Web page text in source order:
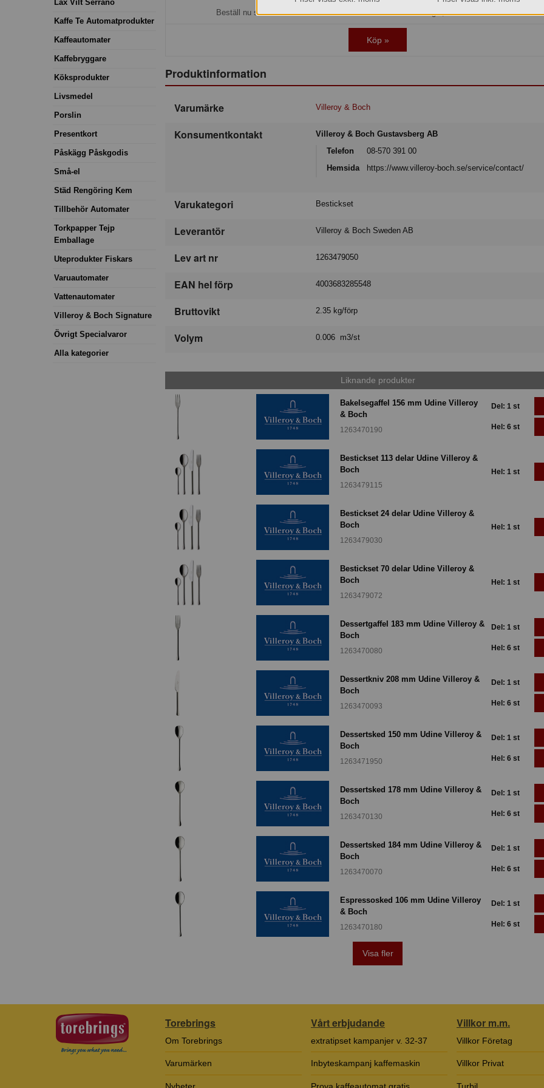
Lax Vilt Serrano
Kaffe Te Automatprodukter
Kaffeautomater
Kaffebryggare
Köksprodukter
Livsmedel
Porslin
Presentkort
Påskägg Påskgodis
Små-el
Städ Rengöring Kem
Tillbehör Automater
Torkpapper Tejp
Emballage
Uteprodukter Fiskars
Varuautomater
Vattenautomater
Villeroy & Boch Signature
Övrigt Specialvaror
Alla kategorier
Beställ nu så beräknar vi kunna leverera inom 10-15 arbetsdagar, eller senare om du önskar.
Köp »
Produktinformation
Varumärke Villeroy & Boch
Konsumentkontakt
Villeroy & Boch Gustavsberg AB
Telefon
08-570 391 00
Hemsida
https://www.villeroy-boch.se/service/contact/
Varukategori Bestickset
Leverantör Villeroy & Boch Sweden AB
Lev art nr 1263479050
EAN hel förp 4003683285548
Bruttovikt 2.35 kg/förp
Volym 0.006 m3/st
Liknande produkter
Bakelsegaffel 156 mm Udine Villeroy
& Boch
1263470190
Del: 1 st
Hel: 6 st
Bestickset 113 delar Udine Villeroy &
Boch
1263479115
Hel: 1 st
Bestickset 24 delar Udine Villeroy &
Boch
1263479030
Hel: 1 st
Bestickset 70 delar Udine Villeroy &
Boch
1263479072
Hel: 1 st
Dessertgaffel 183 mm Udine Villeroy &
Boch
1263470080
Del: 1 st
Hel: 6 st
Dessertkniv 208 mm Udine Villeroy &
Boch
1263470093
Del: 1 st
Hel: 6 st
Dessertsked 150 mm Udine Villeroy &
Boch
1263471950
Del: 1 st
Hel: 6 st
Dessertsked 178 mm Udine Villeroy &
Boch
1263470130
Del: 1 st
Hel: 6 st
Dessertsked 184 mm Udine Villeroy &
Boch
1263470070
Del: 1 st
Hel: 6 st
Espressosked 106 mm Udine Villeroy
& Boch
1263470180
Del: 1 st
Hel: 6 st
Visa fler
Torebrings
Om Torebrings
Varumärken
Nyheter
Vårt erbjudande
extratipset kampanjer v. 32-37
Inbyteskampanj kaffemaskin
Prova kaffeautomat gratis
Villkor m.m.
Villkor Företag
Villkor Privat
Turbil